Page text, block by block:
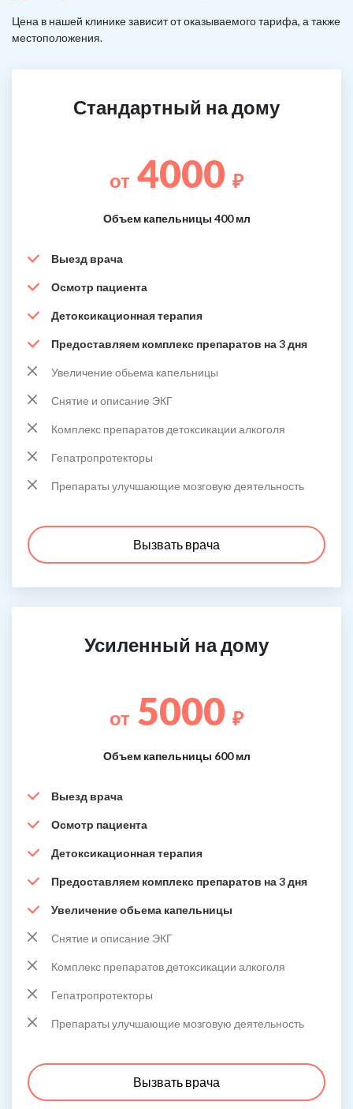
Цена в нашей клинике зависит от оказываемого тарифа, а также
местоположения.
Стандартный на дому
от 4000 ₽
Объем капельницы 400 мл
Выезд врача
Осмотр пациента
Детоксикационная терапия
Предоставляем комплекс препаратов на 3 дня
Увеличение обьема капельницы
Снятие и описание ЭКГ
Комплекс препаратов детоксикации алкоголя
Гепатропротекторы
Препараты улучшающие мозговую деятельность
Вызвать врача
Усиленный на дому
от 5000 ₽
Объем капельницы 600 мл
Выезд врача
Осмотр пациента
Детоксикационная терапия
Предоставляем комплекс препаратов на 3 дня
Увеличение обьема капельницы
Снятие и описание ЭКГ
Комплекс препаратов детоксикации алкоголя
Гепатропротекторы
Препараты улучшающие мозговую деятельность
Вызвать врача